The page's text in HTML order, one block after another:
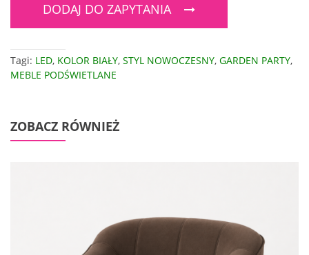
DODAJ DO ZAPYTANIA
Tagi: LED, KOLOR BIAŁY, STYL NOWOCZESNY, GARDEN PARTY,
MEBLE PODŚWIETLANE
ZOBACZ RÓWNIEŻ